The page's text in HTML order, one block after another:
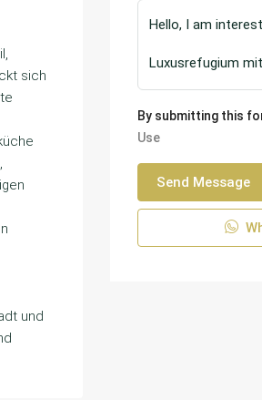
sich
und
By submitting this
Use
Send Message